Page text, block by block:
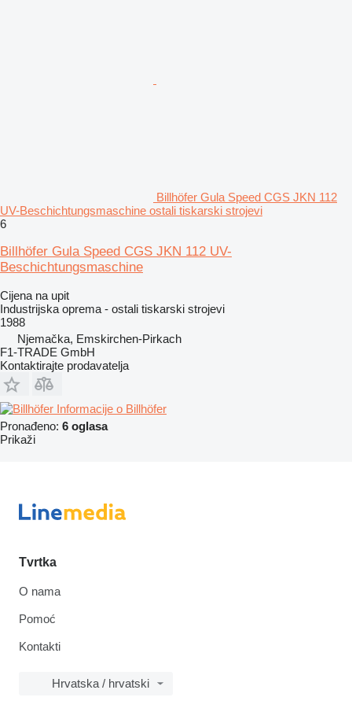
Billhöfer Gula Speed CGS JKN 112
UV-Beschichtungsmaschine ostali tiskarski strojevi
6
Billhöfer Gula Speed CGS JKN 112 UV-
Beschichtungsmaschine
Cijena na upit
Industrijska oprema - ostali tiskarski strojevi
1988
Njemačka, Emskirchen-Pirkach
F1-TRADE GmbH
Kontaktirajte prodavatelja
Informacije o Billhöfer
Pronađeno: 6 oglasa
Prikaži
Tvrtka
O nama
Pomoć
Kontakti
Hrvatska / hrvatski